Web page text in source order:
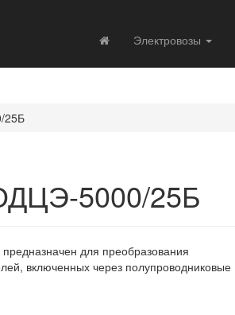
Электровозы
25Б
5000/25Б
для преобразования
включенных через полупроводниковые